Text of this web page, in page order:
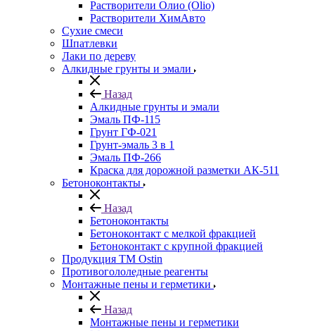
Растворители Олио (Olio)
Растворители ХимАвто
Сухие смеси
Шпатлевки
Лаки по дереву
Алкидные грунты и эмали
Назад
Алкидные грунты и эмали
Эмаль ПФ-115
Грунт ГФ-021
Грунт-эмаль 3 в 1
Эмаль ПФ-266
Краска для дорожной разметки АК-511
Бетоноконтакты
Назад
Бетоноконтакты
Бетоноконтакт с мелкой фракцией
Бетоноконтакт с крупной фракцией
Продукция ТМ Ostin
Противогололедные реагенты
Монтажные пены и герметики
Назад
Монтажные пены и герметики